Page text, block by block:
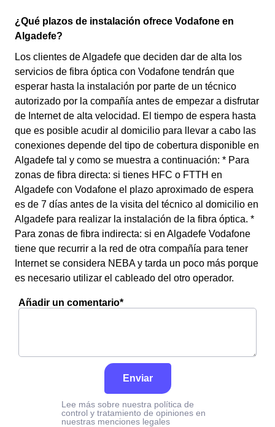
¿Qué plazos de instalación ofrece Vodafone en
Algadefe?
Los clientes de Algadefe que deciden dar de alta los
servicios de fibra óptica con Vodafone tendrán que
esperar hasta la instalación por parte de un técnico
autorizado por la compañía antes de empezar a disfrutar
de Internet de alta velocidad. El tiempo de espera hasta
que es posible acudir al domicilio para llevar a cabo las
conexiones depende del tipo de cobertura disponible en
Algadefe tal y como se muestra a continuación: * Para
zonas de fibra directa: si tienes HFC o FTTH en
Algadefe con Vodafone el plazo aproximado de espera
es de 7 días antes de la visita del técnico al domicilio en
Algadefe para realizar la instalación de la fibra óptica. *
Para zonas de fibra indirecta: si en Algadefe Vodafone
tiene que recurrir a la red de otra compañía para tener
Internet se considera NEBA y tarda un poco más porque
es necesario utilizar el cableado del otro operador.
Añadir un comentario*
Enviar
Lee más sobre nuestra política de
control y tratamiento de opiniones en
nuestras menciones legales